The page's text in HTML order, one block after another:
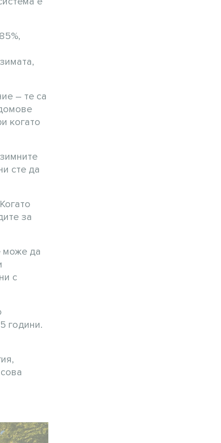
– те са
когато
сте да
за
може да
с
години.